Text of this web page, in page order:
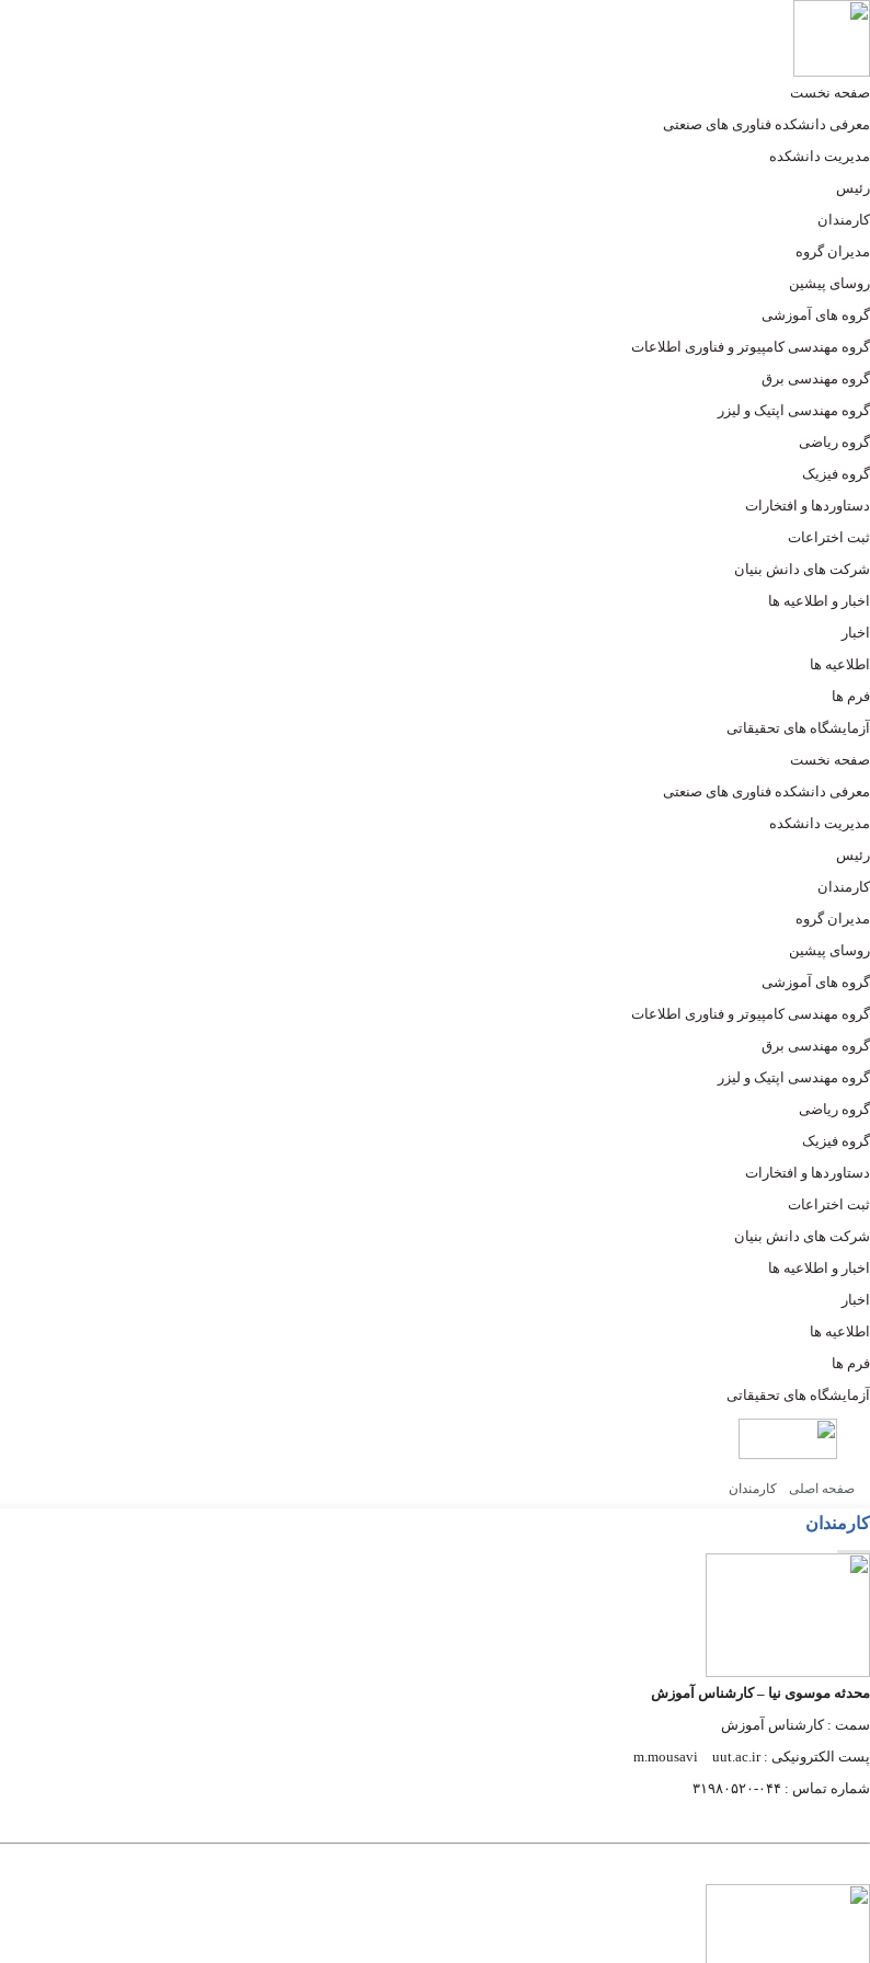
صفحه نخست
معرفی دانشکده فناوری های صنعتی
مدیریت دانشکده
رئیس
کارمندان
مدیران گروه
روسای پیشین
گروه های آموزشی
گروه مهندسی کامپیوتر و فناوری اطلاعات
گروه مهندسی برق
گروه مهندسی اپتیک و لیزر
گروه ریاضی
گروه فیزیک
دستاوردها و افتخارات
ثبت اختراعات
شرکت های دانش بنیان
اخبار و اطلاعیه ها
اخبار
اطلاعیه ها
فرم ها
آزمایشگاه های تحقیقاتی
صفحه نخست
معرفی دانشکده فناوری های صنعتی
مدیریت دانشکده
رئیس
کارمندان
مدیران گروه
روسای پیشین
گروه های آموزشی
گروه مهندسی کامپیوتر و فناوری اطلاعات
گروه مهندسی برق
گروه مهندسی اپتیک و لیزر
گروه ریاضی
گروه فیزیک
دستاوردها و افتخارات
ثبت اختراعات
شرکت های دانش بنیان
اخبار و اطلاعیه ها
اخبار
اطلاعیه ها
فرم ها
آزمایشگاه های تحقیقاتی
صفحه اصلی کارمندان
کارمندان
محدثه موسوی نیا –کارشناس آموزش
سمت : کارشناس آموزش
پست الکترونیکی : m.mousaviuut.ac.ir
شماره تماس : ۰۴۴-۳۱۹۸۰۵۲۰